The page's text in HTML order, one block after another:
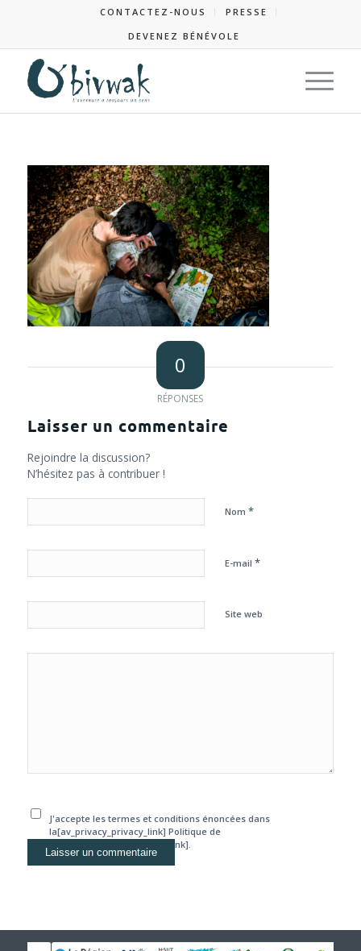
CONTACTEZ-NOUS
PRESSE
DEVENEZ BÉNÉVOLE
0
RÉPONSES
Laisser un commentaire
Rejoindre la discussion?
N’hésitez pas à contribuer !
Nom *
E-mail *
Site web
J'accepte les termes et conditions énoncées dans
la[av_privacy_privacy_link] Politique de
confidentialité[/av_privacy_link].